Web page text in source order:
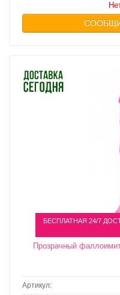
БЕСПЛАТНАЯ 24/7
Прозрачный
Артикул: